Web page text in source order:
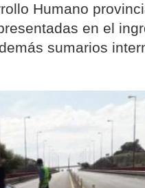
Humano
en el
sumarios